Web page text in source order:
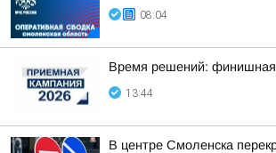
08:04
Время решений:
13:44
В центре Смоленска